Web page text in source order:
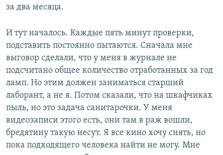
за два месяца.
И тут началось. Каждые пять минут проверки,
подставить постоянно пытаются. Сначала мне
выговор сделали, что у меня в журнале не
подсчитано общее количество отработанных за год
ламп. Но этим должен заниматься старший
лаборант, а не я. Потом сказали, что на шкафчиках
пыль, но это задача санитарочки. У меня
видеозаписи этого есть, они там в раж вошли,
бредятину такую несут. Я все кино хочу снять, но
пока подходящего человека найти не могу. Мне